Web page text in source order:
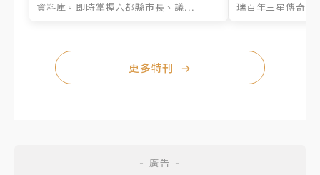
資料庫。即時掌握六都縣市長、議...
瑞百年三星傳奇、
更多特刊 →